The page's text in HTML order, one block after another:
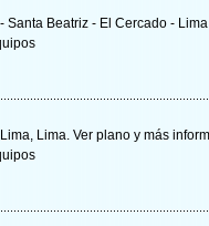
Santa Beatriz - El Cercado -
Lima. Ver plano y más